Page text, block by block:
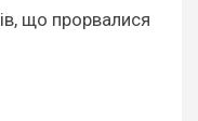
що прорвалися